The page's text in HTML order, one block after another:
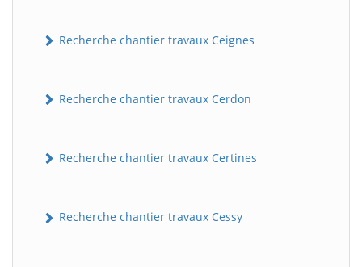
Recherche chantier travaux Ceignes
Recherche chantier travaux Cerdon
Recherche chantier travaux Certines
Recherche chantier travaux Cessy